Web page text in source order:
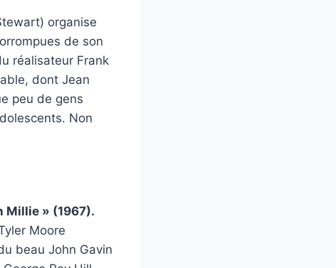
organise
de son
réalisateur Frank
dont Jean
peu de gens
Non
Millie » (1967).
Moore
beau John Gavin